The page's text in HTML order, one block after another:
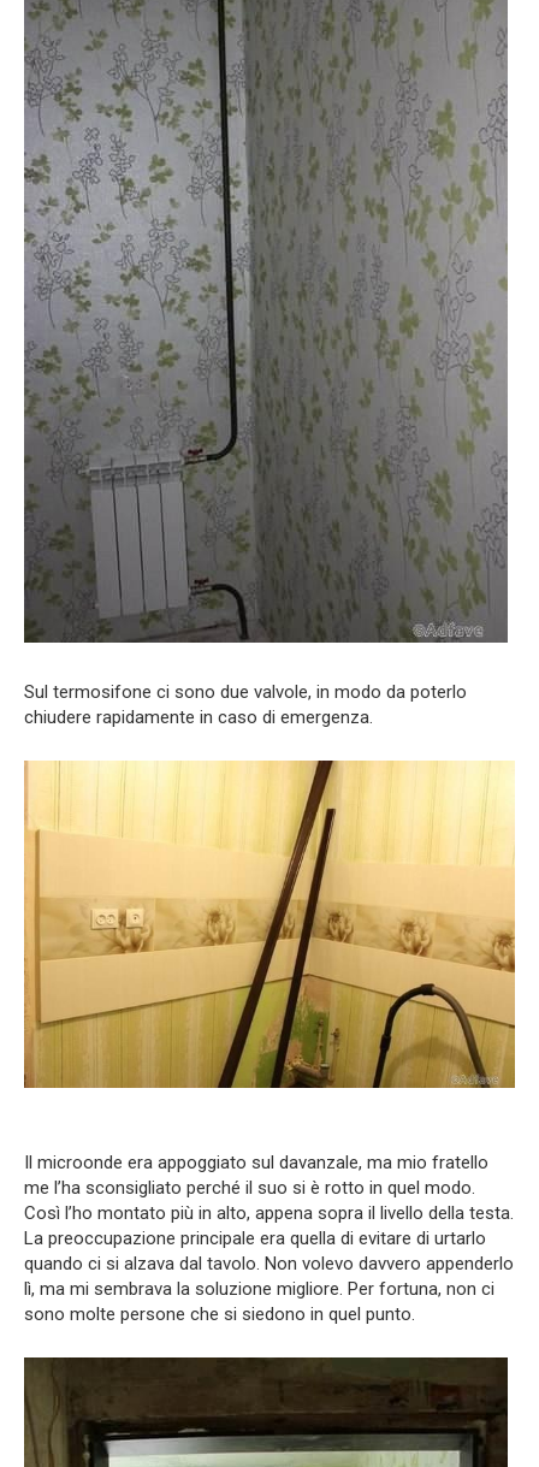
Sul termosifone ci sono due valvole, in modo da poterlo
chiudere rapidamente in caso di emergenza.
Il microonde era appoggiato sul davanzale, ma mio fratello
me l’ha sconsigliato perché il suo si è rotto in quel modo.
Così l’ho montato più in alto, appena sopra il livello della testa.
La preoccupazione principale era quella di evitare di urtarlo
quando ci si alzava dal tavolo. Non volevo davvero appenderlo
lì, ma mi sembrava la soluzione migliore. Per fortuna, non ci
sono molte persone che si siedono in quel punto.